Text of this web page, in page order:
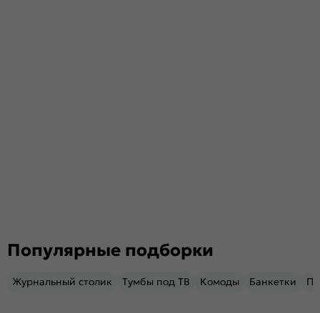
Популярные подборки
Журнальный столик Тумбы под ТВ Комоды Банкетки